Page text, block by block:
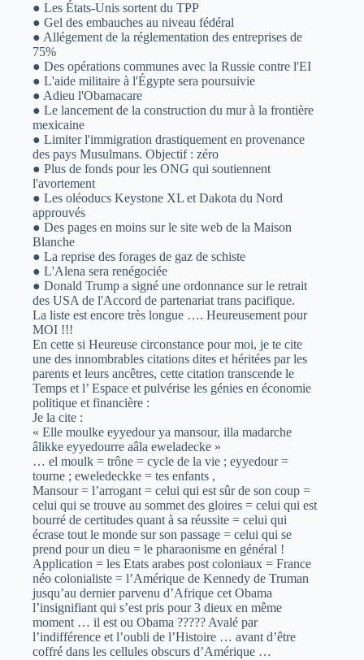
● Les États-Unis sortent du TPP
● Gel des embauches au niveau fédéral
● Allégement de la réglementation des entreprises de
75%
● Des opérations communes avec la Russie contre l'EI
● L'aide militaire à l'Égypte sera poursuivie
● Adieu l'Obamacare
● Le lancement de la construction du mur à la frontière
mexicaine
● Limiter l'immigration drastiquement en provenance
des pays Musulmans. Objectif : zéro
● Plus de fonds pour les ONG qui soutiennent
l'avortement
● Les oléoducs Keystone XL et Dakota du Nord
approuvés
● Des pages en moins sur le site web de la Maison
Blanche
● La reprise des forages de gaz de schiste
● L'Alena sera renégociée
● Donald Trump a signé une ordonnance sur le retrait
des USA de l'Accord de partenariat trans pacifique.
La liste est encore très longue …. Heureusement pour
MOI !!!
En cette si Heureuse circonstance pour moi, je te cite
une des innombrables citations dites et héritées par les
parents et leurs ancêtres, cette citation transcende le
Temps et l’ Espace et pulvérise les génies en économie
politique et financière :
Je la cite :
« Elle moulke eyyedour ya mansour, illa madarche
âlikke eyyedourre aâla eweladecke »
… el moulk = trône = cycle de la vie ; eyyedour =
tourne ; eweledeckke = tes enfants ,
Mansour = l’arrogant = celui qui est sûr de son coup =
celui qui se trouve au sommet des gloires = celui qui est
bourré de certitudes quant à sa réussite = celui qui
écrase tout le monde sur son passage = celui qui se
prend pour un dieu = le pharaonisme en général !
Application = les Etats arabes post coloniaux = France
néo colonialiste = l’Amérique de Kennedy de Truman
jusqu’au dernier parvenu d’Afrique cet Obama
l’insignifiant qui s’est pris pour 3 dieux en même
moment … il est ou Obama ????? Avalé par
l’indifférence et l’oubli de l’Histoire … avant d’être
coffré dans les cellules obscurs d’Amérique …